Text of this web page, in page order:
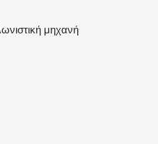
μηχανή